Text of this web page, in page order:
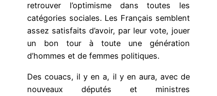
retrouver l’optimisme dans toutes les
catégories sociales. Les Français semblent
assez satisfaits d’avoir, par leur vote, jouer
un bon tour à toute une génération
d’hommes et de femmes politiques.
Des couacs, il y en a, il y en aura, avec de
nouveaux députés et ministres